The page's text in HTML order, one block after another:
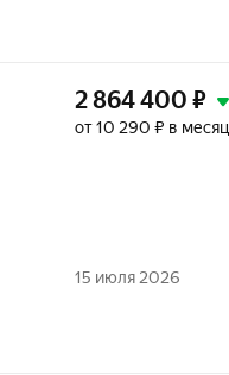
2 864 400 ₽
от 10 290 ₽ в месяц
15 июля 2026